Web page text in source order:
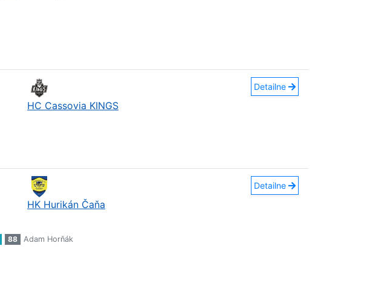
HC Cassovia KINGS
Detailne
HK Hurikán Čaňa
Detailne
88 Adam Horňák